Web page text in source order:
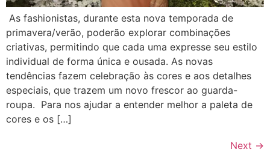
As fashionistas, durante esta nova temporada de
primavera/verão, poderão explorar combinações
criativas, permitindo que cada uma expresse seu estilo
individual de forma única e ousada. As novas
tendências fazem celebração às cores e aos detalhes
especiais, que trazem um novo frescor ao guarda-
roupa. Para nos ajudar a entender melhor a paleta de
cores e os […]
Next →